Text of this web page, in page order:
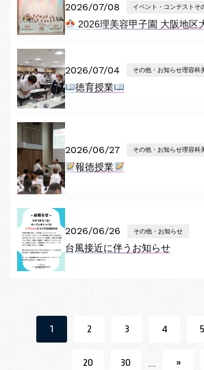
2026/07/08 イベント・コンテストそ
2026理美容甲子園 大阪地区
2026/07/04 その他・お知らせ理容科
徳育授業
2026/06/27 その他・お知らせ理容科
報徳授業
2026/06/26 その他・お知らせ
台風接近に伴うお知らせ
1 2 3 4 5
20 30 »